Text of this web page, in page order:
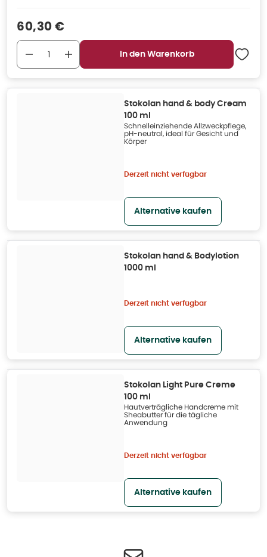
Verkaufspreis
60,30 €
In den Warenkorb
Stokolan hand & body Cream
100 ml
Schnelleinziehende Allzweckpflege,
pH-neutral, ideal für Gesicht und
Körper
Derzeit nicht verfügbar
Alternative kaufen
Stokolan hand & Bodylotion
1000 ml
Derzeit nicht verfügbar
Alternative kaufen
Stokolan Light Pure Creme
100 ml
Hautverträgliche Handcreme mit
Sheabutter für die tägliche
Anwendung
Derzeit nicht verfügbar
Alternative kaufen